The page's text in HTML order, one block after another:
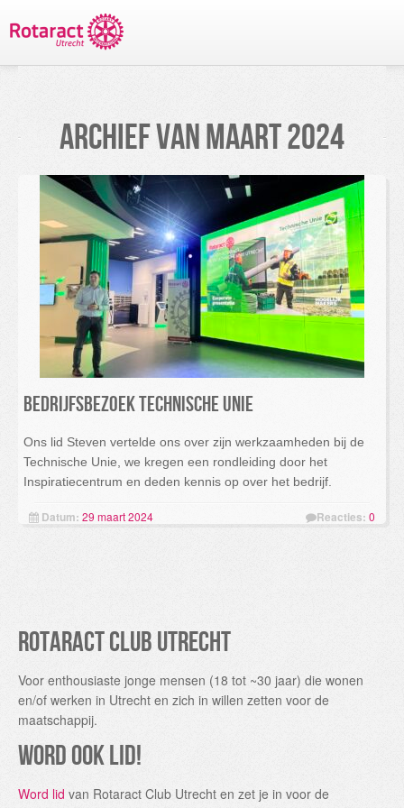
ARCHIEF VANMAART 2024
Bedrijfsbezoek Technische Unie
Ons lid Steven vertelde ons over zijn werkzaamheden bij de
Technische Unie, we kregen een rondleiding door het
Inspiratiecentrum en deden kennis op over het bedrijf.
Reacties: 0
Datum: 29 maart 2024
Rotaract Club Utrecht
Voor enthousiaste jonge mensen (18 tot ~30 jaar) die wonen
en/of werken in Utrecht en zich in willen zetten voor de
maatschappij.
Word ook lid!
Word lid van Rotaract Club Utrecht en zet je in voor de